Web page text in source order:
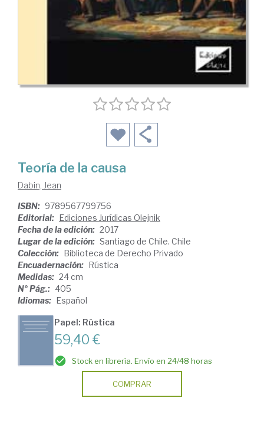
Teoría de la causa
Dabin, Jean
ISBN: 9789567799756
Editorial:
Ediciones Jurídicas Olejnik
Fecha de la edición: 2017
Lugar de la edición: Santiago de Chile. Chile
Colección:
Biblioteca de Derecho Privado
Encuadernación:
Rústica
Medidas: 24 cm
Nº Pág.: 405
Idiomas:
Español
Papel: Rústica
59,40 €
Stock en librería. Envío en 24/48 horas
COMPRAR